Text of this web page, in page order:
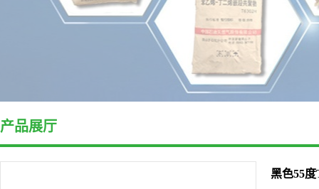
产品展厅
黑色55